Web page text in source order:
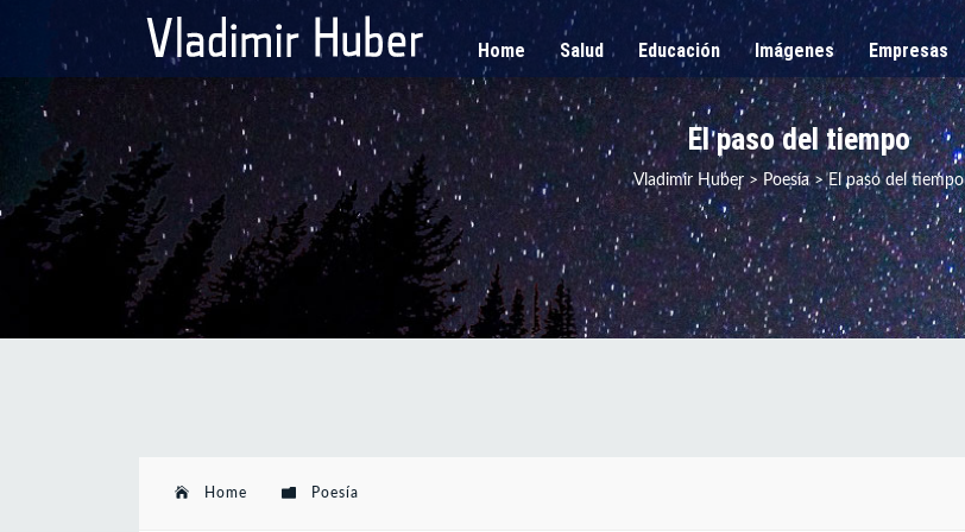
Home Salud Educación Imágenes Empresas
El paso del tiempo
Vladimir Huber> Poesía>El paso del tiempo
Home Poesía